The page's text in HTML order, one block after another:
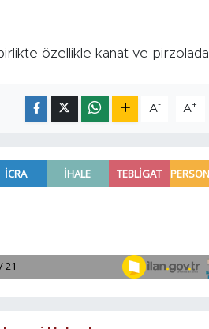
özellikle kanat ve pirzolada
A- A+